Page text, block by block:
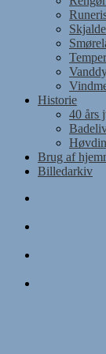
Historie
40 års
Brug af
Billedarkiv